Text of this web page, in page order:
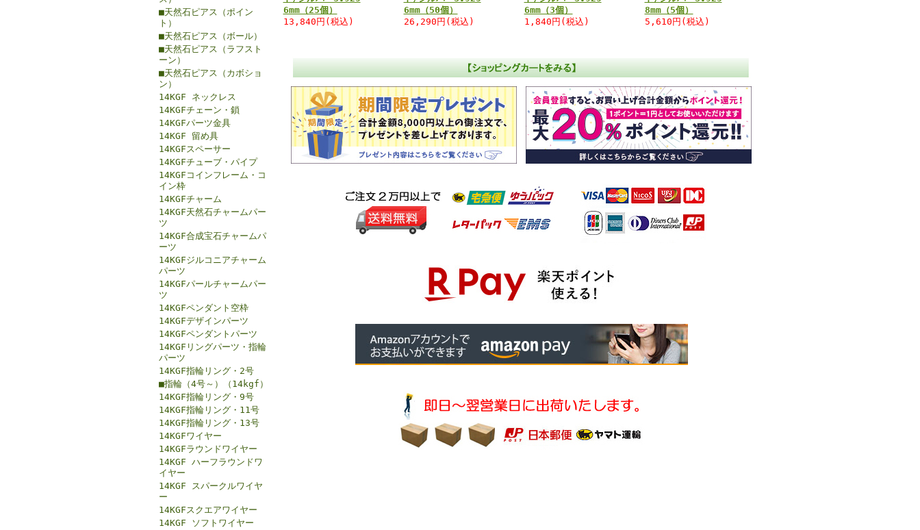
■天然石ピアス（ポイン
ト）
■天然石ピアス（ボール）
■天然石ピアス（ラフスト
ーン）
■天然石ピアス（カボショ
ン）
14KGF ネックレス
14KGFチェーン・鎖
14KGFパーツ金具
14KGF 留め具
14KGFスペーサー
14KGFチューブ・パイプ
14KGFコインフレーム・コ
イン枠
14KGFチャーム
14KGF天然石チャームパー
ツ
14KGF合成宝石チャームパ
ーツ
14KGFジルコニアチャーム
パーツ
14KGFパールチャームパー
ツ
14KGFペンダント空枠
14KGFデザインパーツ
14KGFペンダントパーツ
14KGFリングパーツ・指輪
パーツ
14KGF指輪リング・2号
■指輪（4号～）（14kgf）
14KGF指輪リング・9号
14KGF指輪リング・11号
14KGF指輪リング・13号
14KGFワイヤー
14KGFラウンドワイヤー
14KGF ハーフラウンドワ
イヤー
14KGF スパークルワイヤ
ー
14KGFスクエアワイヤー
14KGF ソフトワイヤー
6mm（25個）
13,840円(税込)
6mm（50個）
26,290円(税込)
6mm（3個）
1,840円(税込)
8mm（5個）
5,610円(税込)